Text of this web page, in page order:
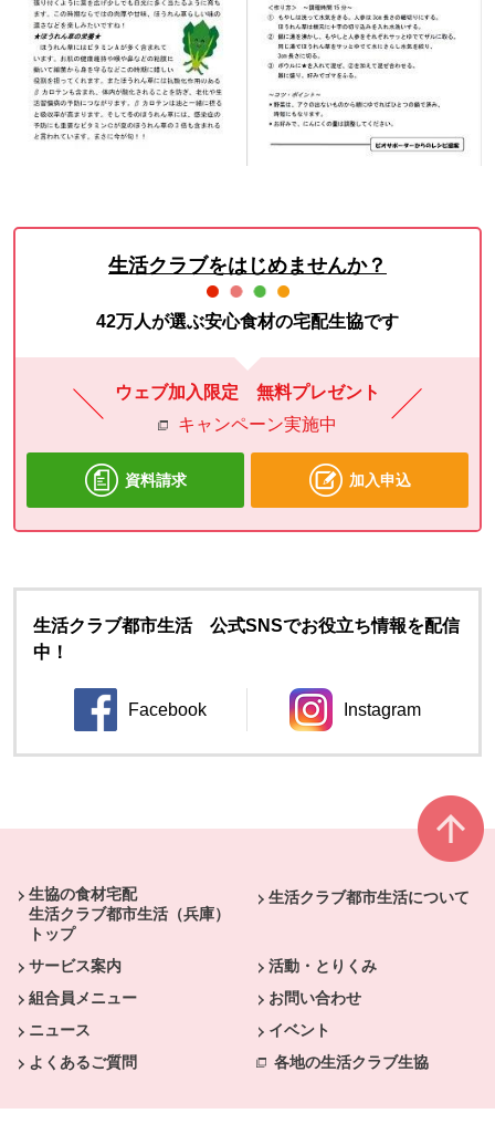
生活クラブをはじめませんか？
42万人が選ぶ安心食材の宅配生協です
ウェブ加入限定 無料プレゼント
キャンペーン実施中
資料請求 加入申込
生活クラブ都市生活 公式SNSでお役立ち情報を配信
中！
Facebook
別のウィンドウで開きます。
Instagram
別のウィンドウ
生協の食材宅配
生活クラブ都市生活（兵庫）
トップ
生活クラブ都市生活について
サービス案内
活動・とりくみ
組合員メニュー
お問い合わせ
ニュース
イベント
よくあるご質問
各地の生活クラブ生協